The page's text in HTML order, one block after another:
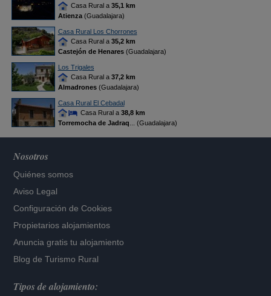
Casa Rural a 35,1 km
Atienza(Guadalajara)
Casa Rural Los Chorrones
Casa Rural a 35,2 km
Castejón de Henares(Guadalajara)
Los Trigales
Casa Rural a 37,2 km
Almadrones(Guadalajara)
Casa Rural El Cebadal
Casa Rural a 38,8 km
Torremocha de Jadraq ... (Guadalajara)
Nosotros
Quiénes somos
Aviso Legal
Configuración de Cookies
Propietarios alojamientos
Anuncia gratis tu alojamiento
Blog de Turismo Rural
Tipos de alojamiento: